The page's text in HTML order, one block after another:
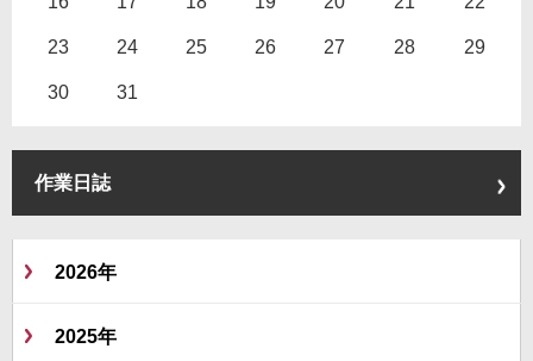
23 24 25 26 27 28 29
30 31
作業日誌
2026年
2025年